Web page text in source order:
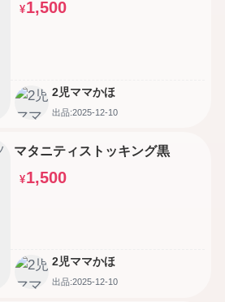
¥1,500
2児ママかほ
出品:2025-12-10
マタニティストッキング黒
¥1,500
2児ママかほ
出品:2025-12-10